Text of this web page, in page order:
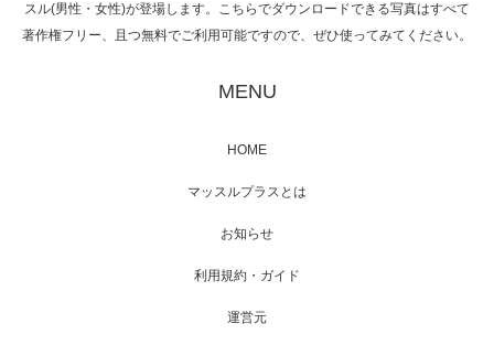
映画「メカバース」舞台挨拶へマッスルプラ
【TV】NHK BS「COOL JAPAN 」にてマッス
スル(男性・女性)が登場します。こちらでダウンロードできる写真はすべて
著作権フリー、且つ無料でご利用可能ですので、ぜひ使ってみてください。
MENU
HOME
マッスルプラスとは
お知らせ
利用規約・ガイド
運営元